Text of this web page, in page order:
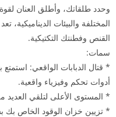
وحدد طلقاتك، وأطلق العنان
المختلفة والبيئات الديناميكية،
القنص وفطنتك التكتيكية.
سمات:
* قتال الدبابات الواقعي:
أدوات تحكم وفيزياء واقعية.
* المستوى الأعلى لتلقي العديد
* تزيين خزان الوقود الخاص